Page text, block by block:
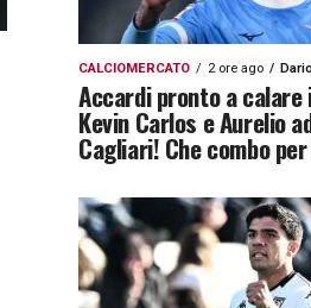
CALCIOMERCATO 2 ore ago
Accardi pronto a
Kevin Carlos e Aurelio
Cagliari! Che combo